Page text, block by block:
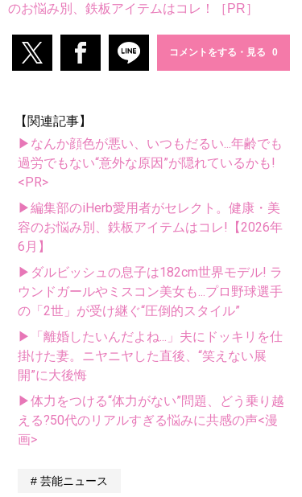
のお悩み別、鉄板アイテムはコレ！［PR］
コメントをする・見る
【関連記事】
▶なんか顔色が悪い、いつもだるい...年齢でも
過労でもない“意外な原因”が隠れているかも!
<PR>
▶編集部のiHerb愛用者がセレクト。健康・美
容のお悩み別、鉄板アイテムはコレ!【2026年
6月】
▶ダルビッシュの息子は182cm世界モデル! ラ
ウンドガールやミスコン美女も...プロ野球選手
の「2世」が受け継ぐ“圧倒的スタイル”
▶「離婚したいんだよね...」夫にドッキリを仕
掛けた妻。ニヤニヤした直後、“笑えない展
開”に大後悔
▶体力をつける“体力がない”問題、どう乗り越
える?50代のリアルすぎる悩みに共感の声<漫
画>
芸能ニュース